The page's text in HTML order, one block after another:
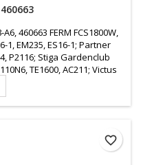
460663 FERM FCS1800W,
1, EM235, ES16-1; Partner
P2116; Stiga Gardenclub
TE1600, AC211; Victus
241038, 460663
favorite_border